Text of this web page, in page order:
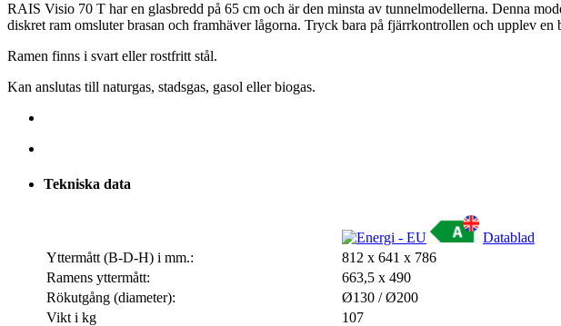
RAIS Visio 70 T har en glasbredd på 65 cm och är den minsta av tunnelmodellerna. Denna
diskret ram omsluter brasan och framhäver lågorna. Tryck bara på fjärrkontrollen och upplev
Ramen finns i svart eller rostfritt stål.
Kan anslutas till naturgas, stadsgas, gasol eller biogas.
Tekniska data
Datablad
Yttermått (B-D-H) i mm.:
812 x 641 x 786
Ramens yttermått:
663,5 x 490
Rökutgång (diameter):
Ø130 / Ø200
Vikt i kg
107